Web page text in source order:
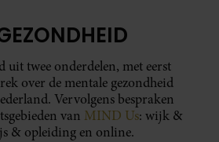
uit twee onderdelen, met eerst
over de mentale gezondheid
Vervolgens bespraken
van MIND Us: wijk &
& opleiding en online.